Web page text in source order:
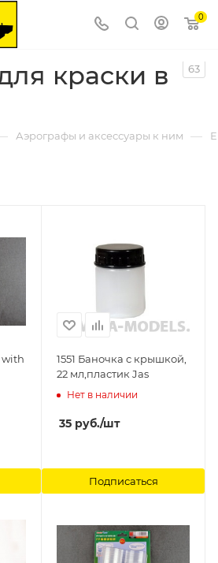
0
краски в
63
Аэрографы и аксессуары к ним —
with
1551 Баночка с крышкой,
22 мл,пластик Jas
Нет в наличии
35 руб./шт
Подписаться